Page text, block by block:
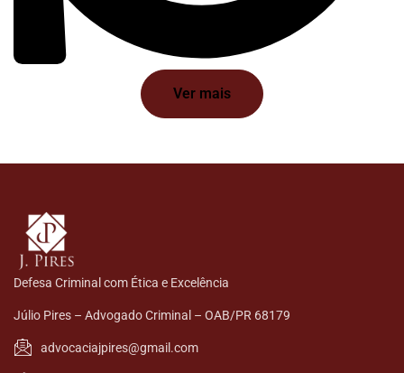
Ver mais
Defesa Criminal com Ética e Excelência
Júlio Pires – Advogado Criminal – OAB/PR 68179
advocaciajpires@gmail.com